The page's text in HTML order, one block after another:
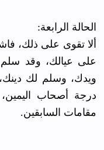
الحالة الرابعة:
ألا تقوى على ذلك،
على عيالك، وقد
ويدك، وسلم لك
درجة أصحاب
مقامات السابقين.